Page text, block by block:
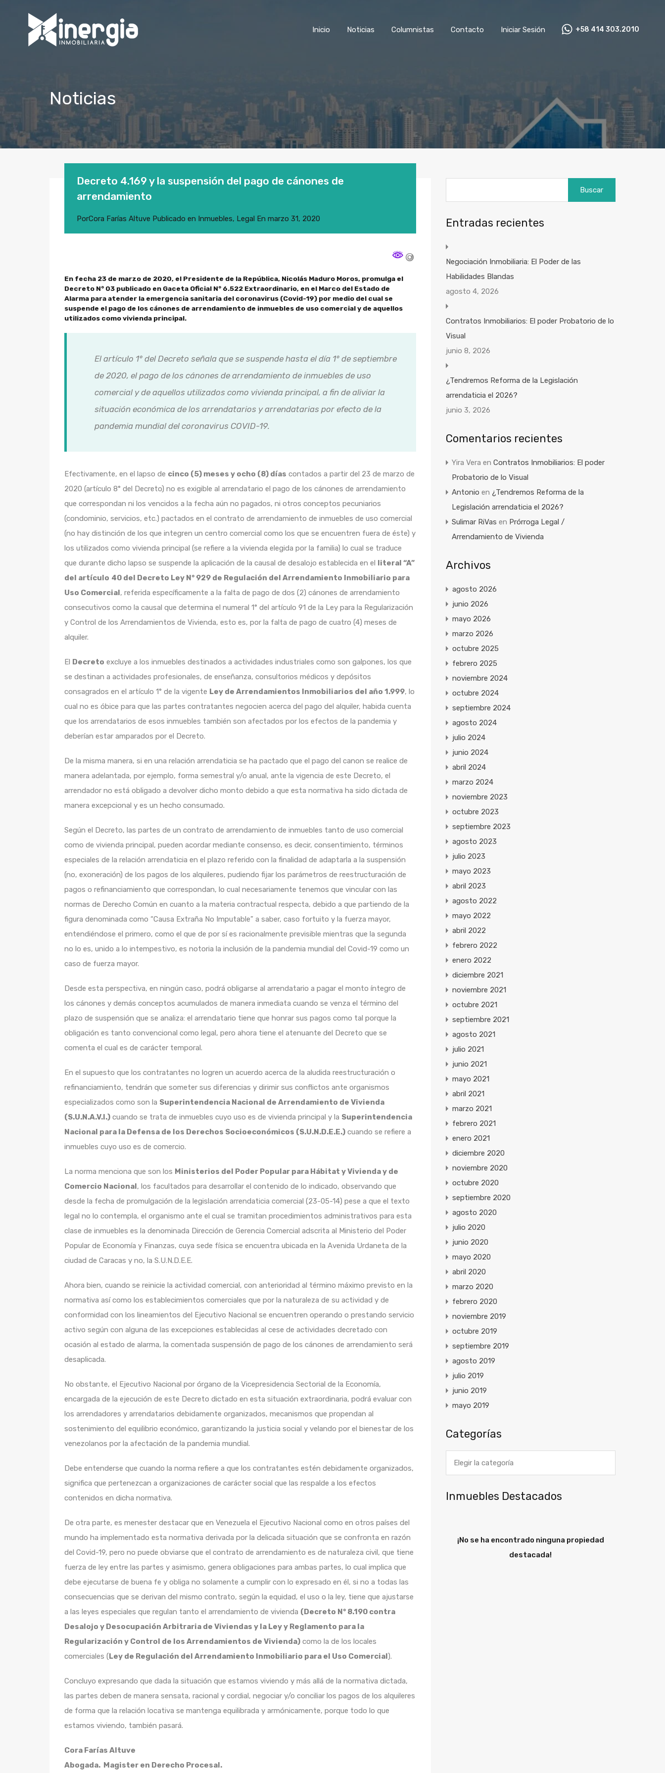
Inicio
Noticias Columnistas Contacto Iniciar Sesión +58 414 303.2010
Noticias
Decreto 4.169 y la suspensión del pago de cánones de
arrendamiento
PorCora Farías Altuve Publicado en Inmuebles, Legal En marzo 31, 2020
En fecha 23 de marzo de 2020, el Presidente de la República, Nicolás Maduro Moros, promulga el
Decreto N° 03 publicado en Gaceta Oficial N° 6.522 Extraordinario, en el Marco del Estado de
Alarma para atender la emergencia sanitaria del coronavirus (Covid-19) por medio del cual se
suspende el pago de los cánones de arrendamiento de inmuebles de uso comercial y de aquellos
utilizados como vivienda principal.
El artículo 1° del Decreto señala que se suspende hasta el día 1° de septiembre
de 2020, el pago de los cánones de arrendamiento de inmuebles de uso
comercial y de aquellos utilizados como vivienda principal, a fin de aliviar la
situación económica de los arrendatarios y arrendatarias por efecto de la
pandemia mundial del coronavirus COVID-19.
Efectivamente, en el lapso de cinco (5) meses y ocho (8) días contados a partir del 23 de marzo de
2020 (artículo 8° del Decreto) no es exigible al arrendatario el pago de los cánones de arrendamiento
que correspondan ni los vencidos a la fecha aún no pagados, ni otros conceptos pecuniarios
(condominio, servicios, etc.) pactados en el contrato de arrendamiento de inmuebles de uso comercial
(no hay distinción de los que integren un centro comercial como los que se encuentren fuera de éste) y
los utilizados como vivienda principal (se refiere a la vivienda elegida por la familia) lo cual se traduce
que durante dicho lapso se suspende la aplicación de la causal de desalojo establecida en el literal “A”
del artículo 40 del Decreto Ley N° 929 de Regulación del Arrendamiento Inmobiliario para
Uso Comercial, referida específicamente a la falta de pago de dos (2) cánones de arrendamiento
consecutivos como la causal que determina el numeral 1° del artículo 91 de la Ley para la Regularización
y Control de los Arrendamientos de Vivienda, esto es, por la falta de pago de cuatro (4) meses de
alquiler.
El Decreto excluye a los inmuebles destinados a actividades industriales como son galpones, los que
se destinan a actividades profesionales, de enseñanza, consultorios médicos y depósitos
consagrados en el artículo 1° de la vigente Ley de Arrendamientos Inmobiliarios del año 1.999, lo
cual no es óbice para que las partes contratantes negocien acerca del pago del alquiler, habida cuenta
que los arrendatarios de esos inmuebles también son afectados por los efectos de la pandemia y
deberían estar amparados por el Decreto.
De la misma manera, si en una relación arrendaticia se ha pactado que el pago del canon se realice de
manera adelantada, por ejemplo, forma semestral y/o anual, ante la vigencia de este Decreto, el
arrendador no está obligado a devolver dicho monto debido a que esta normativa ha sido dictada de
manera excepcional y es un hecho consumado.
Según el Decreto, las partes de un contrato de arrendamiento de inmuebles tanto de uso comercial
como de vivienda principal, pueden acordar mediante consenso, es decir, consentimiento, términos
especiales de la relación arrendaticia en el plazo referido con la finalidad de adaptarla a la suspensión
(no, exoneración) de los pagos de los alquileres, pudiendo fijar los parámetros de reestructuración de
pagos o refinanciamiento que correspondan, lo cual necesariamente tenemos que vincular con las
normas de Derecho Común en cuanto a la materia contractual respecta, debido a que partiendo de la
figura denominada como “Causa Extraña No Imputable” a saber, caso fortuito y la fuerza mayor,
entendiéndose el primero, como el que de por sí es racionalmente previsible mientras que la segunda
no lo es, unido a lo intempestivo, es notoria la inclusión de la pandemia mundial del Covid-19 como un
caso de fuerza mayor.
Desde esta perspectiva, en ningún caso, podrá obligarse al arrendatario a pagar el monto íntegro de
los cánones y demás conceptos acumulados de manera inmediata cuando se venza el término del
plazo de suspensión que se analiza: el arrendatario tiene que honrar sus pagos como tal porque la
obligación es tanto convencional como legal, pero ahora tiene el atenuante del Decreto que se
comenta el cual es de carácter temporal.
En el supuesto que los contratantes no logren un acuerdo acerca de la aludida reestructuración o
refinanciamiento, tendrán que someter sus diferencias y dirimir sus conflictos ante organismos
especializados como son la Superintendencia Nacional de Arrendamiento de Vivienda
(S.U.N.A.V.I.) cuando se trata de inmuebles cuyo uso es de vivienda principal y la Superintendencia
Nacional para la Defensa de los Derechos Socioeconómicos (S.U.N.D.E.E.) cuando se refiere a
inmuebles cuyo uso es de comercio.
La norma menciona que son los Ministerios del Poder Popular para Hábitat y Vivienda y de
Comercio Nacional, los facultados para desarrollar el contenido de lo indicado, observando que
desde la fecha de promulgación de la legislación arrendaticia comercial (23-05-14) pese a que el texto
legal no lo contempla, el organismo ante el cual se tramitan procedimientos administrativos para esta
clase de inmuebles es la denominada Dirección de Gerencia Comercial adscrita al Ministerio del Poder
Popular de Economía y Finanzas, cuya sede física se encuentra ubicada en la Avenida Urdaneta de la
ciudad de Caracas y no, la S.U.N.D.E.E.
Ahora bien, cuando se reinicie la actividad comercial, con anterioridad al término máximo previsto en la
normativa así como los establecimientos comerciales que por la naturaleza de su actividad y de
conformidad con los lineamientos del Ejecutivo Nacional se encuentren operando o prestando servicio
activo según con alguna de las excepciones establecidas al cese de actividades decretado con
ocasión al estado de alarma, la comentada suspensión de pago de los cánones de arrendamiento será
desaplicada.
No obstante, el Ejecutivo Nacional por órgano de la Vicepresidencia Sectorial de la Economía,
encargada de la ejecución de este Decreto dictado en esta situación extraordinaria, podrá evaluar con
los arrendadores y arrendatarios debidamente organizados, mecanismos que propendan al
sostenimiento del equilibrio económico, garantizando la justicia social y velando por el bienestar de los
venezolanos por la afectación de la pandemia mundial.
Debe entenderse que cuando la norma refiere a que los contratantes estén debidamente organizados,
significa que pertenezcan a organizaciones de carácter social que las respalde a los efectos
contenidos en dicha normativa.
De otra parte, es menester destacar que en Venezuela el Ejecutivo Nacional como en otros países del
mundo ha implementado esta normativa derivada por la delicada situación que se confronta en razón
del Covid-19, pero no puede obviarse que el contrato de arrendamiento es de naturaleza civil, que tiene
fuerza de ley entre las partes y asimismo, genera obligaciones para ambas partes, lo cual implica que
debe ejecutarse de buena fe y obliga no solamente a cumplir con lo expresado en él, si no a todas las
consecuencias que se derivan del mismo contrato, según la equidad, el uso o la ley, tiene que ajustarse
a las leyes especiales que regulan tanto el arrendamiento de vivienda (Decreto N° 8.190 contra
Desalojo y Desocupación Arbitraria de Viviendas y la Ley y Reglamento para la
Regularización y Control de los Arrendamientos de Vivienda) como la de los locales
comerciales (Ley de Regulación del Arrendamiento Inmobiliario para el Uso Comercial).
Concluyo expresando que dada la situación que estamos viviendo y más allá de la normativa dictada,
las partes deben de manera sensata, racional y cordial, negociar y/o conciliar los pagos de los alquileres
de forma que la relación locativa se mantenga equilibrada y armónicamente, porque todo lo que
estamos viviendo, también pasará.
Cora Farías Altuve
Abogada. Magister en Derecho Procesal.
Entradas recientes
Negociación Inmobiliaria: El Poder de las
Habilidades Blandas
agosto 4, 2026
Contratos Inmobiliarios: El poder Probatorio de lo
Visual
junio 8, 2026
¿Tendremos Reforma de la Legislación
arrendaticia el 2026?
junio 3, 2026
Comentarios recientes
Yira Vera en Contratos Inmobiliarios: El poder
Probatorio de lo Visual
Antonio en ¿Tendremos Reforma de la
Legislación arrendaticia el 2026?
Sulimar RiVas en Prórroga Legal /
Arrendamiento de Vivienda
Archivos
agosto 2026
junio 2026
mayo 2026
marzo 2026
octubre 2025
febrero 2025
noviembre 2024
octubre 2024
septiembre 2024
agosto 2024
julio 2024
junio 2024
abril 2024
marzo 2024
noviembre 2023
octubre 2023
septiembre 2023
agosto 2023
julio 2023
mayo 2023
abril 2023
agosto 2022
mayo 2022
abril 2022
febrero 2022
enero 2022
diciembre 2021
noviembre 2021
octubre 2021
septiembre 2021
agosto 2021
julio 2021
junio 2021
mayo 2021
abril 2021
marzo 2021
febrero 2021
enero 2021
diciembre 2020
noviembre 2020
octubre 2020
septiembre 2020
agosto 2020
julio 2020
junio 2020
mayo 2020
abril 2020
marzo 2020
febrero 2020
noviembre 2019
octubre 2019
septiembre 2019
agosto 2019
julio 2019
junio 2019
mayo 2019
Categorías
Inmuebles Destacados
¡No se ha encontrado ninguna propiedad
destacada!